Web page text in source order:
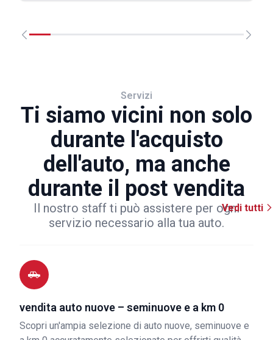
Servizi
Ti siamo vicini non solo
durante l'acquisto
dell'auto, ma anche
durante il post vendita
Il nostro staff ti può assistere per ogni
servizio necessario alla tua auto.
Vedi tutti
vendita auto nuove – seminuove e a km 0
Scopri un'ampia selezione di auto nuove, seminuove e